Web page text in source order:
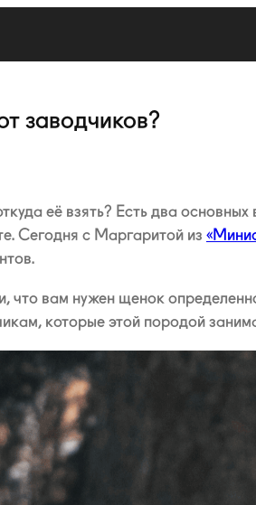
заводчиков?
её взять? Есть два основных
Сегодня с Маргаритой из
что вам нужен щенок
которые этой породой